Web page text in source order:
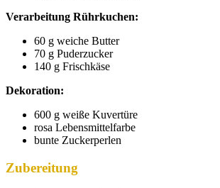
Verarbeitung Rührkuchen:
60 g weiche Butter
70 g Puderzucker
140 g Frischkäse
Dekoration:
600 g weiße Kuvertüre
rosa Lebensmittelfarbe
bunte Zuckerperlen
Zubereitung